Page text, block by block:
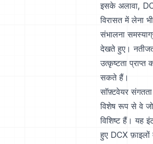
इसके अलावा,
विरासत में लेना
संभालना
देखते हुए।
उत्कृष्टता प्राप्त
सकते हैं।
सॉफ़्टवेयर
विशेष रूप से वे
विशिष्ट हैं। यह
हुए DCX